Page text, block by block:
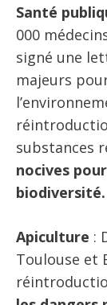
Santé
000
signé une
majeurs
substances
nocives
biodiversité.
Apiculture :
Toulouse et